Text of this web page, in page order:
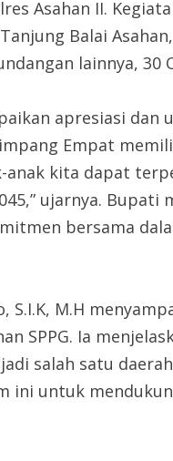
Asahan II.
Balai
lainnya, 30
apresiasi
Empat
anak kita dapat
ujarnya.
bersama
M.H
SPPG. Ia
salah satu
untuk